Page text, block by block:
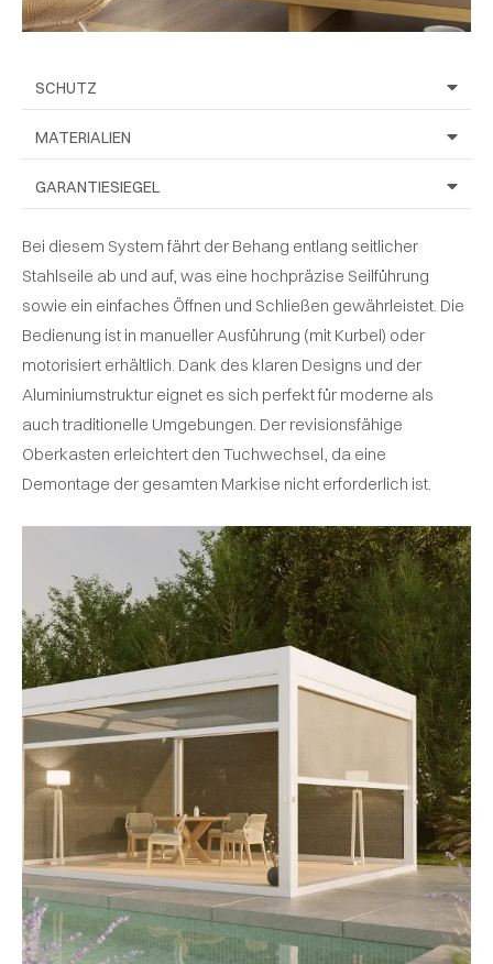
SCHUTZ
MATERIALIEN
GARANTIESIEGEL
Bei diesem System fährt der Behang entlang seitlicher
Stahlseile ab und auf, was eine hochpräzise Seilführung
sowie ein einfaches Öffnen und Schließen gewährleistet. Die
Bedienung ist in manueller Ausführung (mit Kurbel) oder
motorisiert erhältlich. Dank des klaren Designs und der
Aluminiumstruktur eignet es sich perfekt für moderne als
auch traditionelle Umgebungen. Der revisionsfähige
Oberkasten erleichtert den Tuchwechsel, da eine
Demontage der gesamten Markise nicht erforderlich ist.